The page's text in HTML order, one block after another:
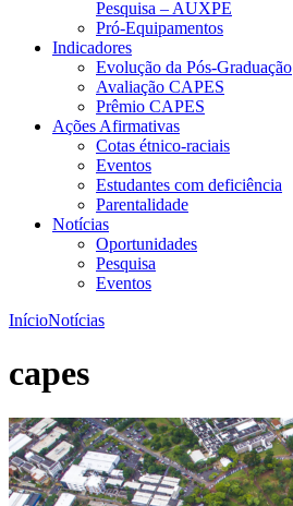
Pesquisa – AUXPE
Pró-Equipamentos
Indicadores
Evolução da Pós-Graduação
Avaliação CAPES
Prêmio CAPES
Ações Afirmativas
Cotas étnico-raciais
Eventos
Estudantes com deficiência
Parentalidade
Notícias
Oportunidades
Pesquisa
Eventos
InícioNotícias
capes